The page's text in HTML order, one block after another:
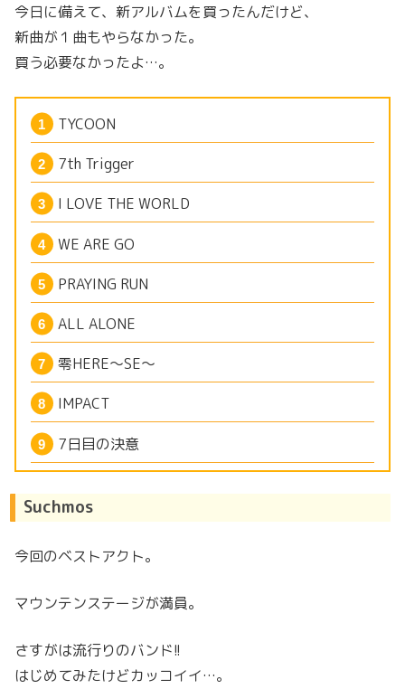
今日に備えて、新アルバムを買ったんだけど、
新曲が１曲もやらなかった。
買う必要なかったよ…。
TYCOON
7th Trigger
I LOVE THE WORLD
WE ARE GO
PRAYING RUN
ALL ALONE
零HERE～SE～
IMPACT
7日目の決意
Suchmos
今回のベストアクト。
マウンテンステージが満員。
さすがは流行りのバンド!!
はじめてみたけどカッコイイ…。